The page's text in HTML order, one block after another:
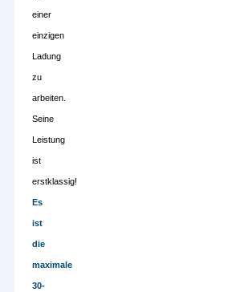
einer
einzigen
Ladung
zu
arbeiten.
Seine
Leistung
ist
erstklassig!
Es
ist
die
maximale
30-